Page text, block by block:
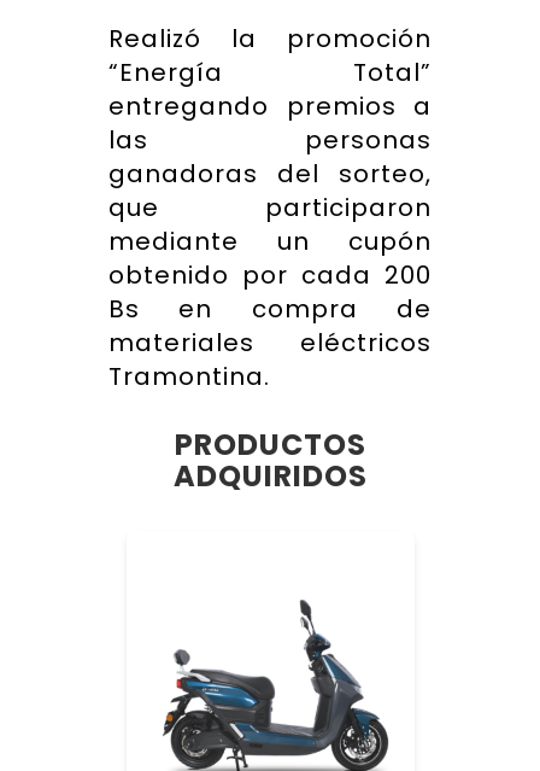
Realizó la promoción
“Energía Total”
entregando premios a
las personas
ganadoras del sorteo,
que participaron
mediante un cupón
obtenido por cada 200
Bs en compra de
materiales eléctricos
Tramontina.
PRODUCTOS
ADQUIRIDOS